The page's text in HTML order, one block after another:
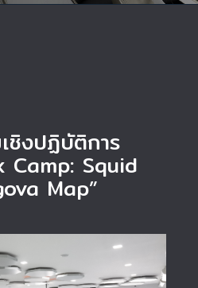
ชิงปฏิบัติการ
Camp: Squid
Map”